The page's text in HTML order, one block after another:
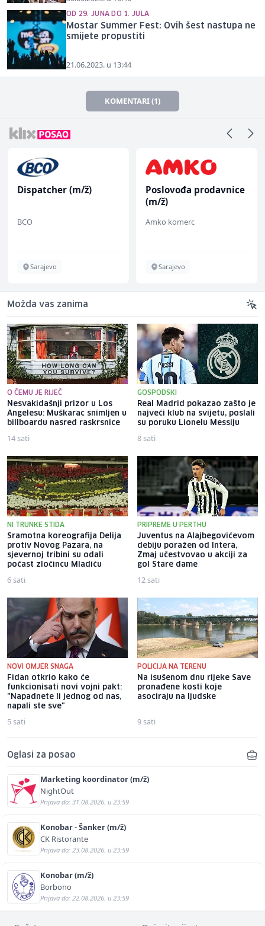
OD 29. JUNA DO 1. JULA
Mostar Summer Fest: Ovih šest nastupa ne
smijete propustiti
21.06.2023. u 13:44
KOMENTARI (1)
Dispatcher (m/ž)
BCO
Sarajevo
Poslovođa prodavnice
(m/ž)
Amko komerc
Sarajevo
Možda vas zanima
O ČEMU JE RIJEČ
Nesvakidašnji prizor u Los
Angelesu: Muškarac snimljen u
billboardu nasred raskrsnice
14 sati
GOSPODSKI
Real Madrid pokazao zašto je
najveći klub na svijetu, poslali
su poruku Lionelu Messiju
8 sati
NI TRUNKE STIDA
Sramotna koreografija Delija
protiv Novog Pazara, na
sjevernoj tribini su odali
počast zločincu Mladiću
6 sati
PRIPREME U PERTHU
Juventus na Alajbegovićevom
debiju poražen od Intera,
Zmaj učestvovao u akciji za
gol Stare dame
12 sati
NOVI OMJER SNAGA
Fidan otkrio kako će
funkcionisati novi vojni pakt:
"Napadnete li jednog od nas,
napali ste sve"
5 sati
POLICIJA NA TERENU
Na isušenom dnu rijeke Save
pronađene kosti koje
asociraju na ljudske
9 sati
Oglasi za posao
Marketing koordinator (m/ž)
NightOut
Prijava do: 31.08.2026. u 23:59
Konobar - Šanker (m/ž)
CK Ristorante
Prijava do: 23.08.2026. u 23:59
Konobar (m/ž)
Borbono
Prijava do: 22.08.2026. u 23:59